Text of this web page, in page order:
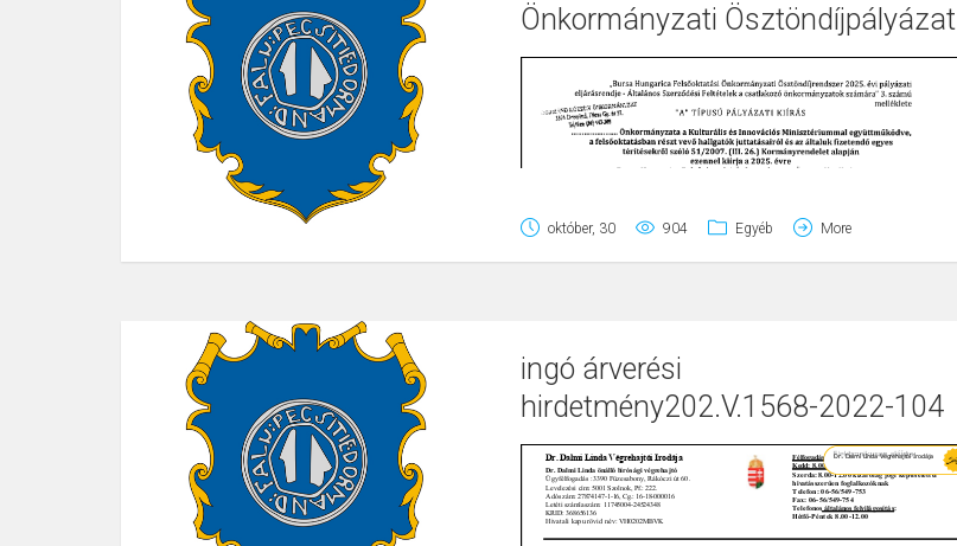
Önkormányzati Ösztöndíjpályázat
október, 30 904 Egyéb More
ingó árverési
hirdetmény202.V.1568-2022-104